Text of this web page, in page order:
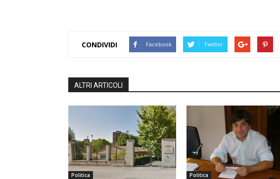
CONDIVIDI Facebook Twitter
ALTRI ARTICOLI
Politica Politica